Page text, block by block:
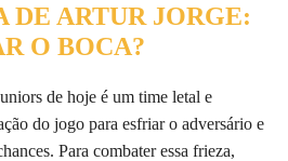
DE ARTUR JORGE:
O BOCA?
de hoje é um time letal e
do jogo para esfriar o adversário e
Para combater essa frieza,